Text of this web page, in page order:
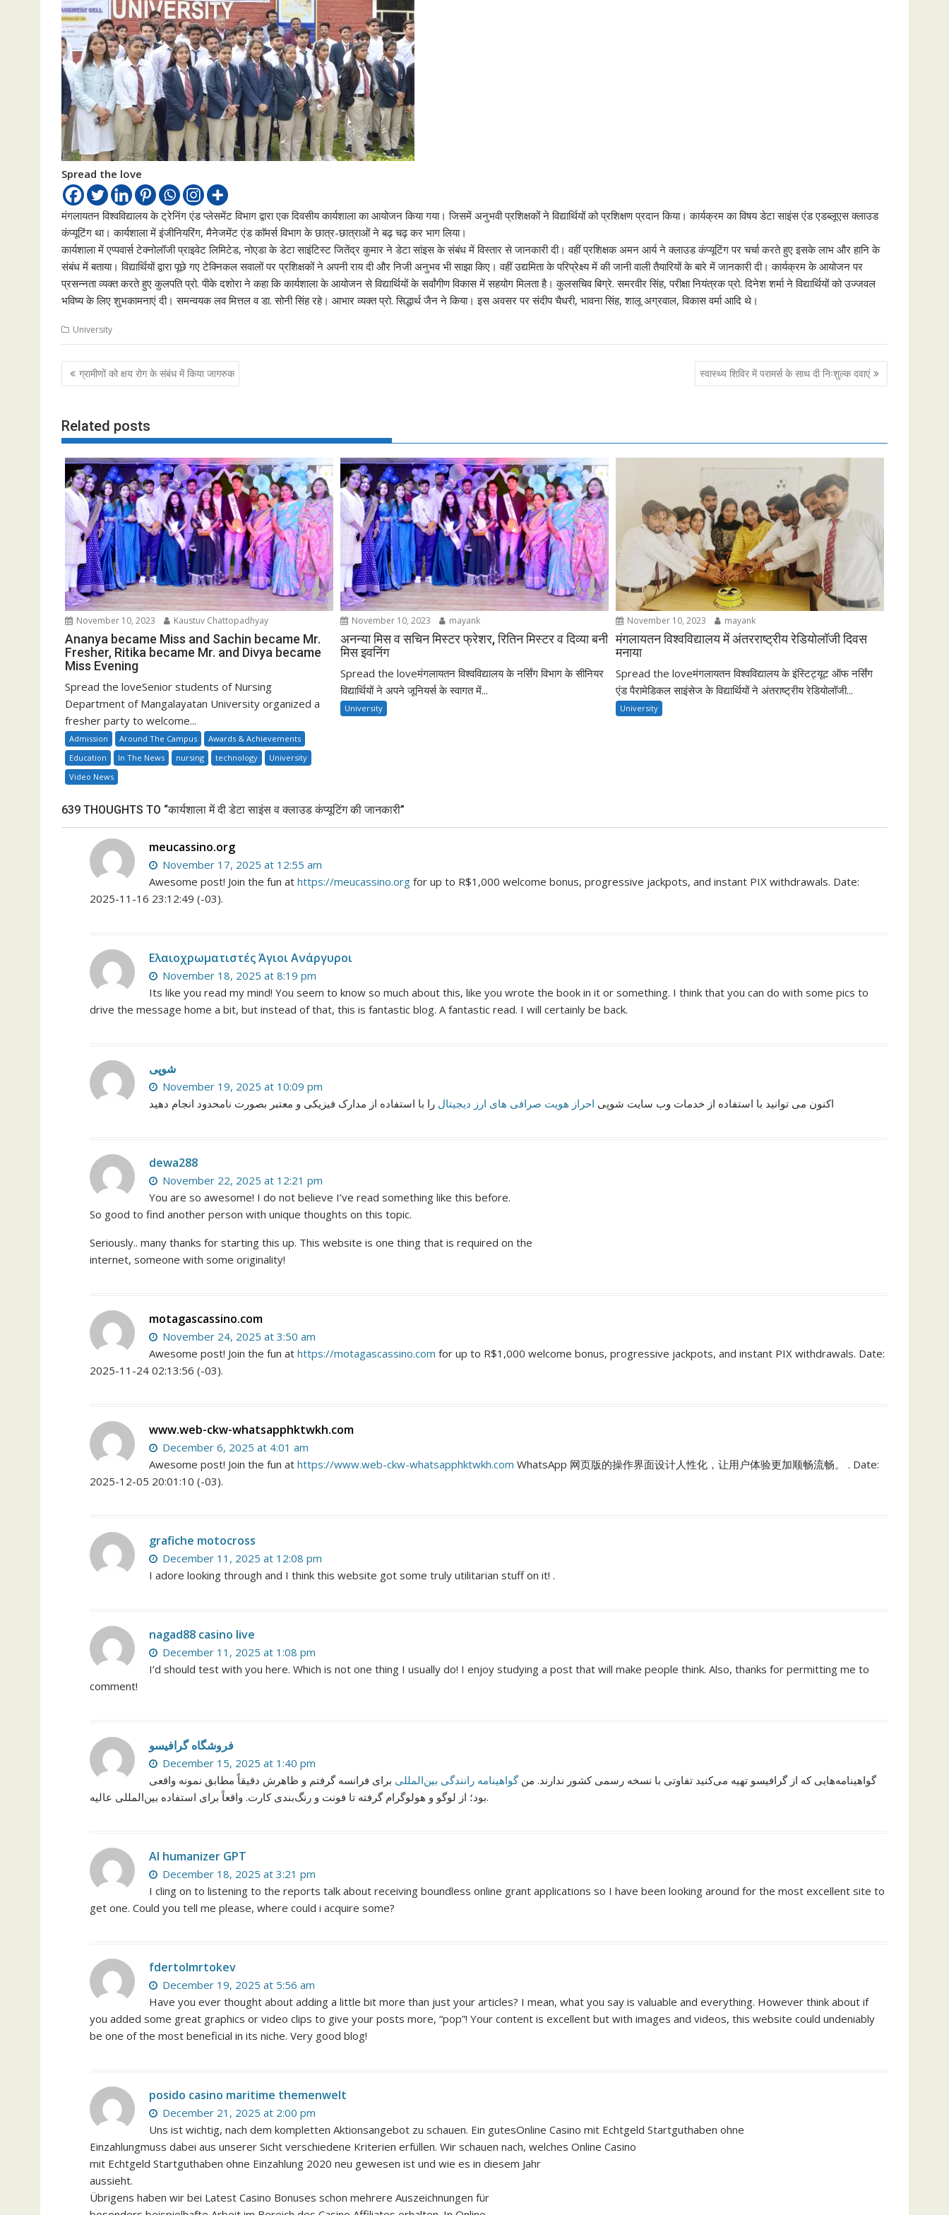
Spread the love
मंगलायतन विश्वविद्यालय के ट्रेनिंग एंड प्लेसमेंट विभाग द्वारा एक दिवसीय कार्यशाला का आयोजन किया गया। जिसमें अनुभवी प्रशिक्षकों ने विद्यार्थियों को प्रशिक्षण प्रदान किया। कार्यक्रम का विषय डेटा साइंस एंड एडब्लूएस क्लाउड
कंप्यूटिंग था। कार्यशाला में इंजीनियरिंग, मैनेजमेंट एंड काॅमर्स विभाग के छात्र-छात्राओं ने बढ़ चढ़ कर भाग लिया।
कार्यशाला में एप्पवार्स टेक्नोलॉजी प्राइवेट लिमिटेड, नोएडा के डेटा साइंटिस्ट जितेंद्र कुमार ने डेटा सांइस के संबंध में विस्तार से जानकारी दी। वहीं प्रशिक्षक अमन आर्य ने क्लाउड कंप्यूटिंग पर चर्चा करते हुए इसके लाभ और हानि के
संबंध में बताया। विद्यार्थियों द्वारा पूछे गए टेक्निकल सवालों पर प्रशिक्षकों ने अपनी राय दी और निजी अनुभव भी साझा किए। वहीं उद्यमिता के परिप्रेक्ष्य में की जानी वाली तैयारियों के बारे में जानकारी दी। कार्यक्रम के आयोजन पर
प्रसन्नता व्यक्त करते हुए कुलपति प्रो. पीके दशोरा ने कहा कि कार्यशाला के आयोजन से विद्यार्थियों के सर्वांगीण विकास में सहयोग मिलता है। कुलसचिव बिग्रे. समरवीर सिंह, परीक्षा नियंत्रक प्रो. दिनेश शर्मा ने विद्यार्थियों को उज्जवल
भविष्य के लिए शुभकामनाएं दी। समन्वयक लव मित्तल व डा. सोनी सिंह रहे। आभार व्यक्त प्रो. सिद्धार्थ जैन ने किया। इस अवसर पर संदीप चैधरी, भावना सिंह, शालू अग्रवाल, विकास वर्मा आदि थे।
University
Post
navigation
ग्रामीणों को क्षय रोग के संबंध में किया जागरुक स्वास्थ्य शिविर में परामर्स के साथ दी निःशुल्क दवाएं
Related posts
November 10, 2023 Kaustuv Chattopadhyay
Ananya became Miss and Sachin became Mr.
Fresher, Ritika became Mr. and Divya became
Miss Evening
Spread the loveSenior students of Nursing
Department of Mangalayatan University organized a
fresher party to welcome...
Admission Around The Campus
Awards & Achievements
Education
In The News nursing technology
University
Video News
November 10, 2023 mayank
अनन्या मिस व सचिन मिस्टर फ्रेशर, रितिन मिस्टर व दिव्या बनी
मिस इवनिंग
Spread the loveमंगलायतन विश्वविद्यालय के नर्सिंग विभाग के सीनियर
विद्यार्थियों ने अपने जूनियर्स के स्वागत में...
University
November 10, 2023 mayank
मंगलायतन विश्वविद्यालय में अंतरराष्ट्रीय रेडियोलॉजी दिवस
मनाया
Spread the loveमंगलायतन विश्वविद्यालय के इंस्टिट्यूट ऑफ नर्सिंग
एंड पैरामेडिकल साइंसेज के विद्यार्थियों ने अंतराष्ट्रीय रेडियोलॉजी...
University
639 THOUGHTS TO “कार्यशाला में दी डेटा साइंस व क्लाउड कंप्यूटिंग की जानकारी”
meucassino.org
November 17, 2025 at 12:55 am
Awesome post! Join the fun at https://meucassino.org for up to R$1,000 welcome bonus, progressive jackpots, and instant PIX withdrawals. Date:
2025-11-16 23:12:49 (-03).
Ελαιοχρωματιστές Άγιοι Ανάργυροι
November 18, 2025 at 8:19 pm
Its like you read my mind! You seem to know so much about this, like you wrote the book in it or something. I think that you can do with some pics to
drive the message home a bit, but instead of that, this is fantastic blog. A fantastic read. I will certainly be back.
شوپی
November 19, 2025 at 10:09 pm
اکنون می توانید با استفاده از خدمات وب سایت شوپی احراز هویت صرافی های ارز دیجیتال را با استفاده از مدارک فیزیکی و معتبر بصورت نامحدود انجام دهید
dewa288
November 22, 2025 at 12:21 pm
You are so awesome! I do not believe I’ve read something like this before.
So good to find another person with unique thoughts on this topic.
Seriously.. many thanks for starting this up. This website is one thing that is required on the
internet, someone with some originality!
motagascassino.com
November 24, 2025 at 3:50 am
Awesome post! Join the fun at https://motagascassino.com for up to R$1,000 welcome bonus, progressive jackpots, and instant PIX withdrawals. Date:
2025-11-24 02:13:56 (-03).
www.web-ckw-whatsapphktwkh.com
December 6, 2025 at 4:01 am
Awesome post! Join the fun at https://www.web-ckw-whatsapphktwkh.com WhatsApp 网页版的操作界面设计人性化，让用户体验更加顺畅流畅。 . Date:
2025-12-05 20:01:10 (-03).
grafiche motocross
December 11, 2025 at 12:08 pm
I adore looking through and I think this website got some truly utilitarian stuff on it! .
nagad88 casino live
December 11, 2025 at 1:08 pm
I’d should test with you here. Which is not one thing I usually do! I enjoy studying a post that will make people think. Also, thanks for permitting me to
comment!
فروشگاه گرافیسو
December 15, 2025 at 1:40 pm
گواهینامه‌هایی که از گرافیسو تهیه می‌کنید تفاوتی با نسخه رسمی کشور ندارند. منگواهینامه رانندگی بین‌المللی برای فرانسه گرفتم و ظاهرش دقیقاً مطابق نمونه واقعی
بود؛ از لوگو و هولوگرام گرفته تا فونت و رنگ‌بندی کارت. واقعاً برای استفاده بین‌المللی عالیه.
AI humanizer GPT
December 18, 2025 at 3:21 pm
I cling on to listening to the reports talk about receiving boundless online grant applications so I have been looking around for the most excellent site to
get one. Could you tell me please, where could i acquire some?
fdertolmrtokev
December 19, 2025 at 5:56 am
Have you ever thought about adding a little bit more than just your articles? I mean, what you say is valuable and everything. However think about if
you added some great graphics or video clips to give your posts more, “pop”! Your content is excellent but with images and videos, this website could undeniably
be one of the most beneficial in its niche. Very good blog!
posido casino maritime themenwelt
December 21, 2025 at 2:00 pm
Uns ist wichtig, nach dem kompletten Aktionsangebot zu schauen. Ein gutesOnline Casino mit Echtgeld Startguthaben ohne
Einzahlungmuss dabei aus unserer Sicht verschiedene Kriterien erfüllen. Wir schauen nach, welches Online Casino
mit Echtgeld Startguthaben ohne Einzahlung 2020 neu gewesen ist und wie es in diesem Jahr
aussieht.
Übrigens haben wir bei Latest Casino Bonuses schon mehrere Auszeichnungen für